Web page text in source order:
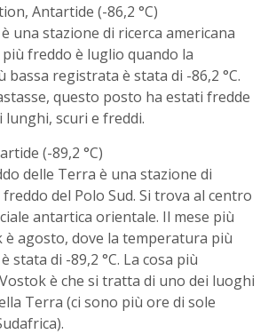
Antartide (-86,2 °C)
una stazione di ricerca americana
freddo è luglio quando la
registrata è stata di -86,2 °C.
questo posto ha estati fredde
lunghi, scuri e freddi.
(-89,2 °C)
delle Terra è una stazione di
del Polo Sud. Si trova al centro
antartica orientale. Il mese più
è agosto, dove la temperatura più
stata di -89,2 °C. La cosa più
è che si tratta di uno dei luoghi
Terra (ci sono più ore di sole